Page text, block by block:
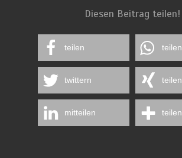
Diesen Beitrag teilen!
teilen teilen
twittern teilen
mitteilen teilen